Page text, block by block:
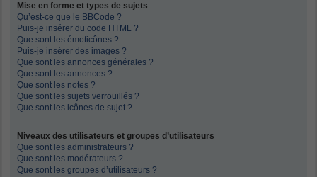
Mise en forme et types de sujets
Qu’est-ce que le BBCode ?
Puis-je insérer du code HTML ?
Que sont les émoticônes ?
Puis-je insérer des images ?
Que sont les annonces générales ?
Que sont les annonces ?
Que sont les notes ?
Que sont les sujets verrouillés ?
Que sont les icônes de sujet ?
Niveaux des utilisateurs et groupes d’utilisateurs
Que sont les administrateurs ?
Que sont les modérateurs ?
Que sont les groupes d’utilisateurs ?